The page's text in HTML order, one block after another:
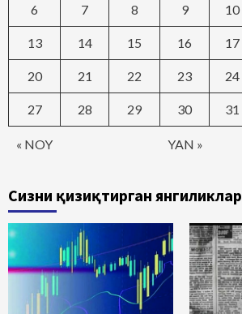
« NOY YAN »
6 7 8 9 10
13 14 15 16 17
20 21 22 23 24
27 28 29 30 31
Сизни қизиқтирган янгиликлар